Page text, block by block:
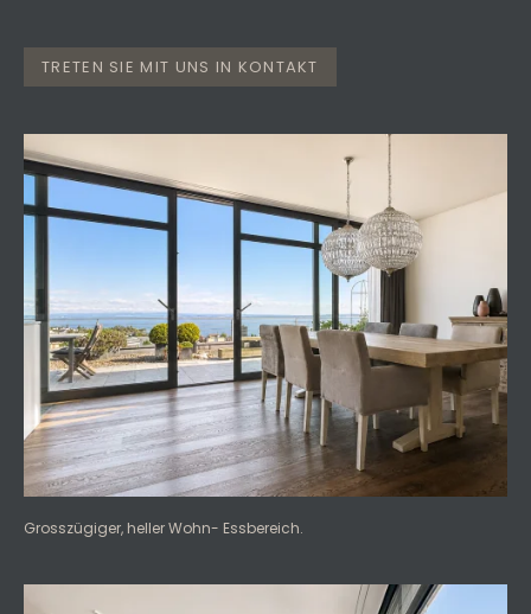
TRETEN SIE MIT UNS IN KONTAKT
Grosszügiger, heller Wohn- Essbereich.